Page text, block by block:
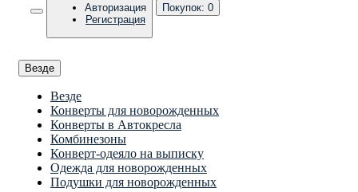
Авторизация
Регистрация
Покупок: 0
Везде
Везде
Конверты для новорожденных
Конверты в Автокресла
Комбинезоны
Конверт-одеяло на выписку
Одежда для новорожденных
Подушки для новорожденных